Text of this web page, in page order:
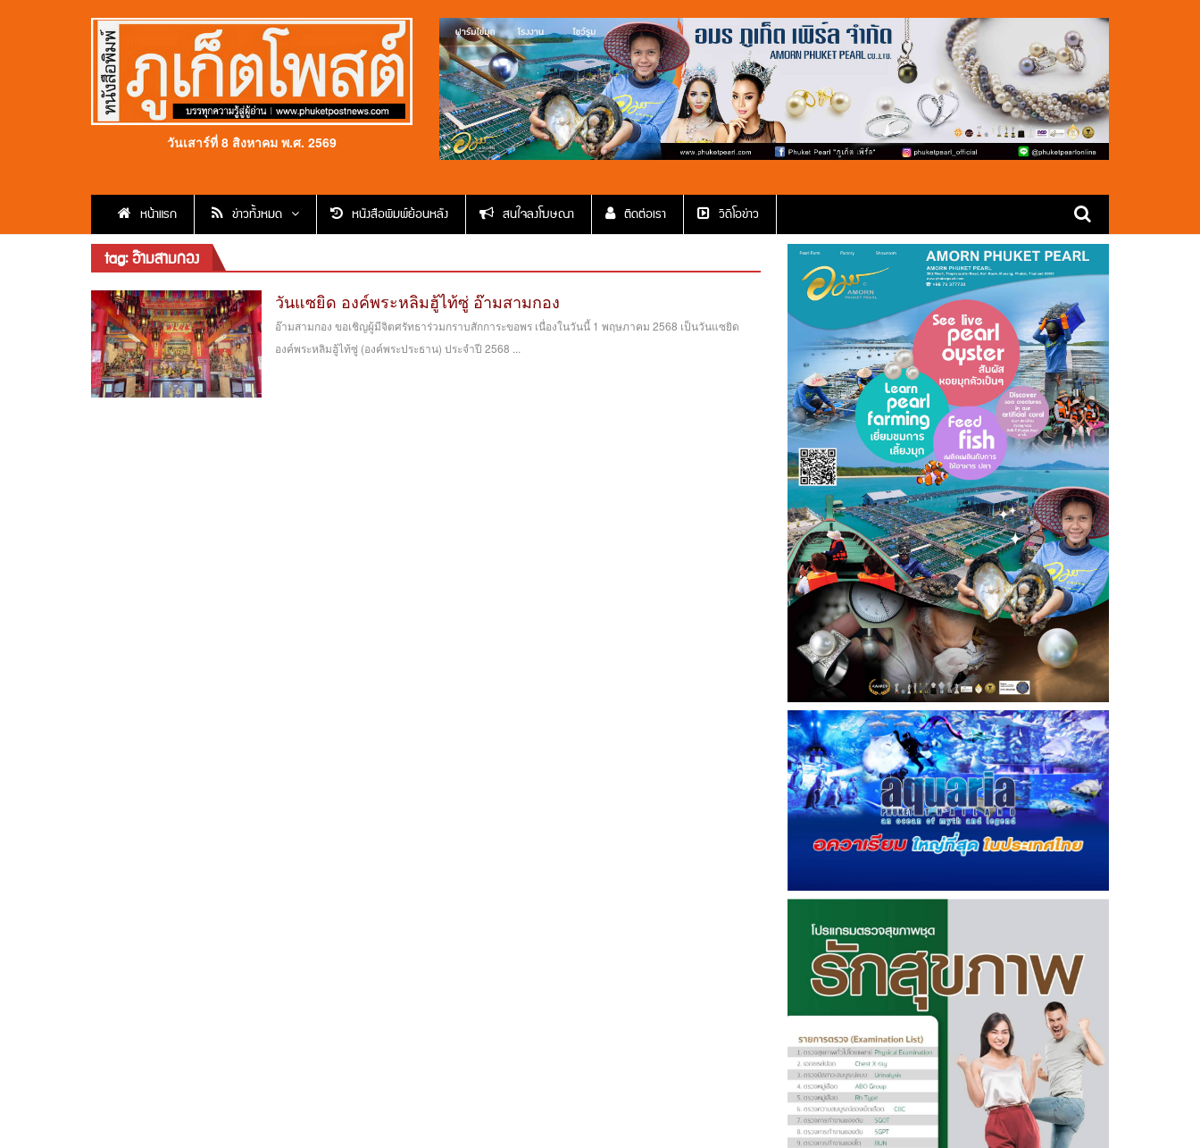
วันเสาร์ที่ 8 สิงหาคม พ.ศ. 2569
หน้าแรก ข่าวทั้งหมด หนังสือพิมพ์ย้อนหลัง สนใจลงโฆษณา ติดต่อเรา วีดีโอข่าว
tag: อ๊ามสามกอง
วันแซยิด องค์พระหลิมฮู้ไท้ซู่ อ๊ามสามกอง
อ๊ามสามกอง ขอเชิญผู้มีจิตศรัทธาร่วมกราบสักการะขอพร เนื่องในวันนี้ 1 พฤษภาคม 2568 เป็นวันแซยิด
องค์พระหลิมฮู้ไท้ซู่ (องค์พระประธาน) ประจำปี 2568 ...